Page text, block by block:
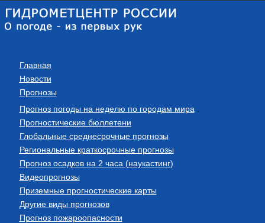
Главная
Новости
Прогнозы
Прогноз погоды на неделю по городам мира
Прогностические бюллетени
Глобальные среднесрочные прогнозы
Региональные краткосрочные прогнозы
Прогноз осадков на 2 часа (наукастинг)
Видеопрогнозы
Приземные прогностические карты
Другие виды прогнозов
Прогноз пожароопасности